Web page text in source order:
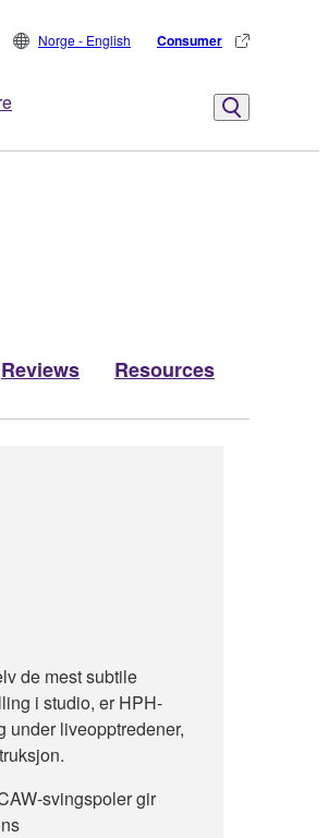
Norge - English Consumer
Reviews Resources
de mest subtile
i studio, er HPH-
under liveopptredener,
svingspoler gir